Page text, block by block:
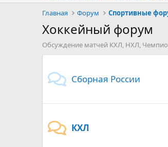
Главная
Форум Спортивные
Хоккейный форум
Обсуждение матчей КХЛ, НХЛ,
Сборная России
КХЛ